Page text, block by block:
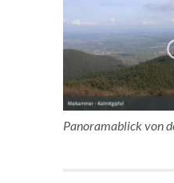
Panoramablick von